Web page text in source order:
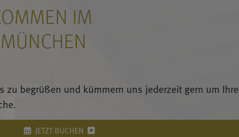
IM
zu begrüßen und kümmern uns jederzeit gern um Ihre
JETZT BUCHEN